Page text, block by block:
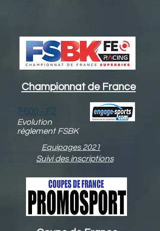
Championnat de France
F600 - F2
Evolution
règlement FSBK
Equipages 2021
Suivi des inscriptions